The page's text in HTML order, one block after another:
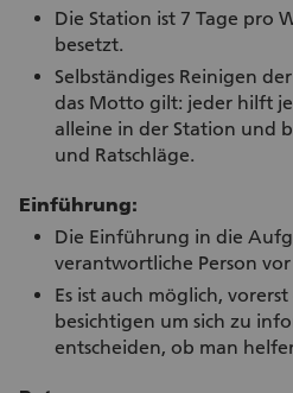
Die Station ist 7 Tage pro
besetzt.
Selbständiges Reinigen
das Motto gilt: jeder hilft
alleine in der Station und
und Ratschläge.
Einführung:
Die Einführung in die
verantwortliche Person
Es ist auch möglich,
besichtigen um sich zu
entscheiden, ob man